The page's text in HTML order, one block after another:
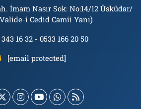
İmam Nasır Sok: No:14/12 Üsküdar/
i Cedid Camii Yanı)
343 16 32 - 0533 166 20 50
[email protected]